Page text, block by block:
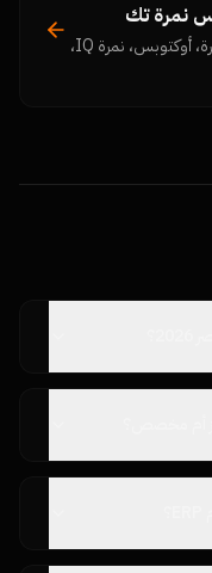
نمرة تك
اقرأ السيرة الكاملة، الرؤية، ومنتجات نمرة، أوكتوبس، نمرة IQ،